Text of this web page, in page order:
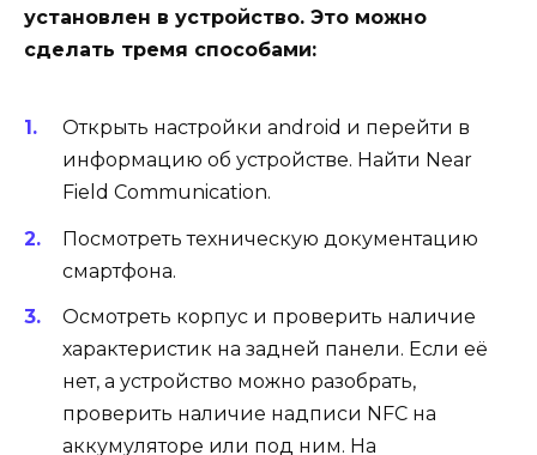
установлен в устройство. Это можно
сделать тремя способами:
Открыть настройки android и перейти в
информацию об устройстве. Найти Near
Field Communication.
Посмотреть техническую документацию
смартфона.
Осмотреть корпус и проверить наличие
характеристик на задней панели. Если её
нет, а устройство можно разобрать,
проверить наличие надписи NFC на
аккумуляторе или под ним. На